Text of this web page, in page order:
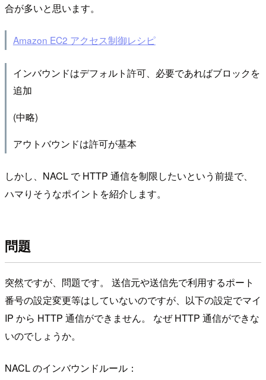
合が多いと思います。
Amazon EC2 アクセス制御レシピ
インバウンドはデフォルト許可、必要であればブロックを
追加
(中略)
アウトバウンドは許可が基本
しかし、NACL で HTTP 通信を制限したいという前提で、
ハマりそうなポイントを紹介します。
問題
突然ですが、問題です。 送信元や送信先で利用するポート
番号の設定変更等はしていないのですが、以下の設定でマイ
IP から HTTP 通信ができません。 なぜ HTTP 通信ができな
いのでしょうか。
NACL のインバウンドルール：